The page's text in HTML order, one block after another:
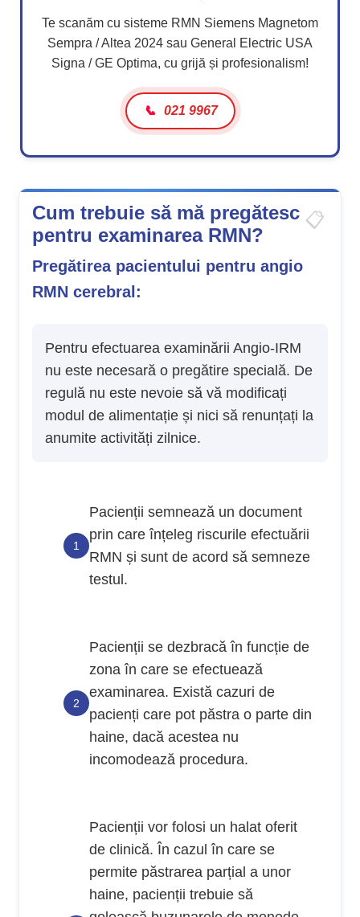
Te scanăm cu sisteme RMN Siemens Magnetom
Sempra / Altea 2024 sau General Electric USA
Signa / GE Optima, cu grijă și profesionalism!
📞 021 9967
Cum trebuie să mă pregătesc
pentru examinarea RMN?
Pregătirea pacientului pentru angio
RMN cerebral:
Pentru efectuarea examinării Angio-IRM
nu este necesară o pregătire specială. De
regulă nu este nevoie să vă modificați
modul de alimentație și nici să renunțați la
anumite activități zilnice.
Pacienții semnează un document
prin care înțeleg riscurile efectuării
RMN și sunt de acord să semneze
testul.
Pacienții se dezbracă în funcție de
zona în care se efectuează
examinarea. Există cazuri de
pacienți care pot păstra o parte din
haine, dacă acestea nu
incomodează procedura.
Pacienții vor folosi un halat oferit
de clinică. În cazul în care se
permite păstrarea parțial a unor
haine, pacienții trebuie să